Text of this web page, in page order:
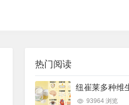
热门阅读
93964 浏览